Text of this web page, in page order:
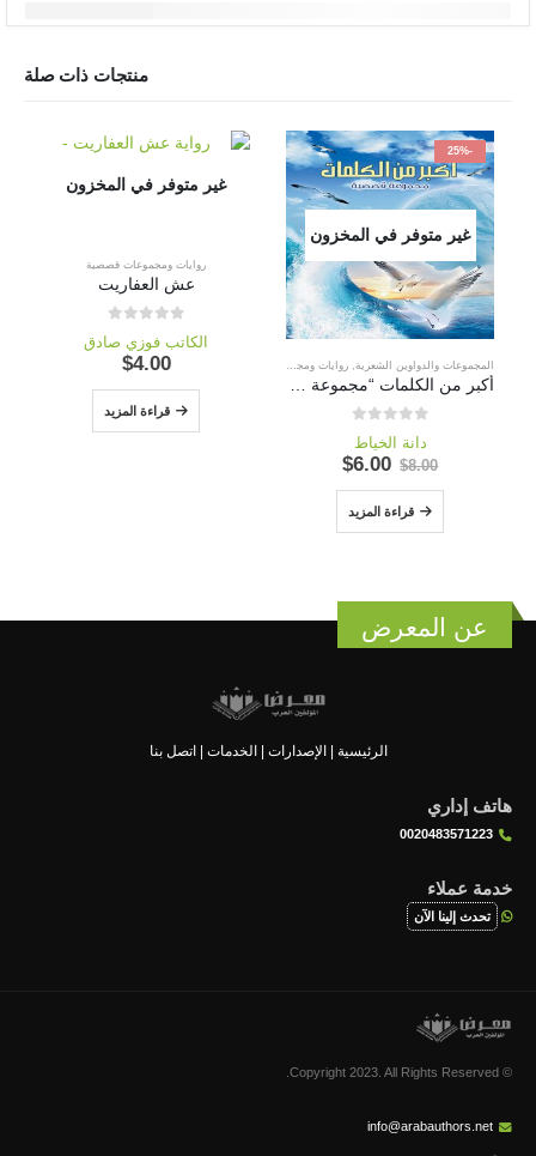
منتجات ذات صلة
-25%
غير متوفر في المخزون
المجموعات والدواوين الشعرية, روايات ومجموعات قصصية
أكبر من الكلمات “مجموعة أدبية”
دانة الخياط
$8.00
السعر
هو:
$8.00.
$6.00 السعر
قراءة المزيد
غير متوفر في المخزون
روايات ومجموعات قصصية
عش العفاريت
الكاتب فوزي صادق
$4.00
قراءة المزيد
عن المعرض
الرئيسية الإصدارات الخدمات اتصل بنا
هاتف إداري
0020483571223
خدمة عملاء
تحدث إلينا الآن
© Copyright 2023. All Rights Reserved.
info@arabauthors.net